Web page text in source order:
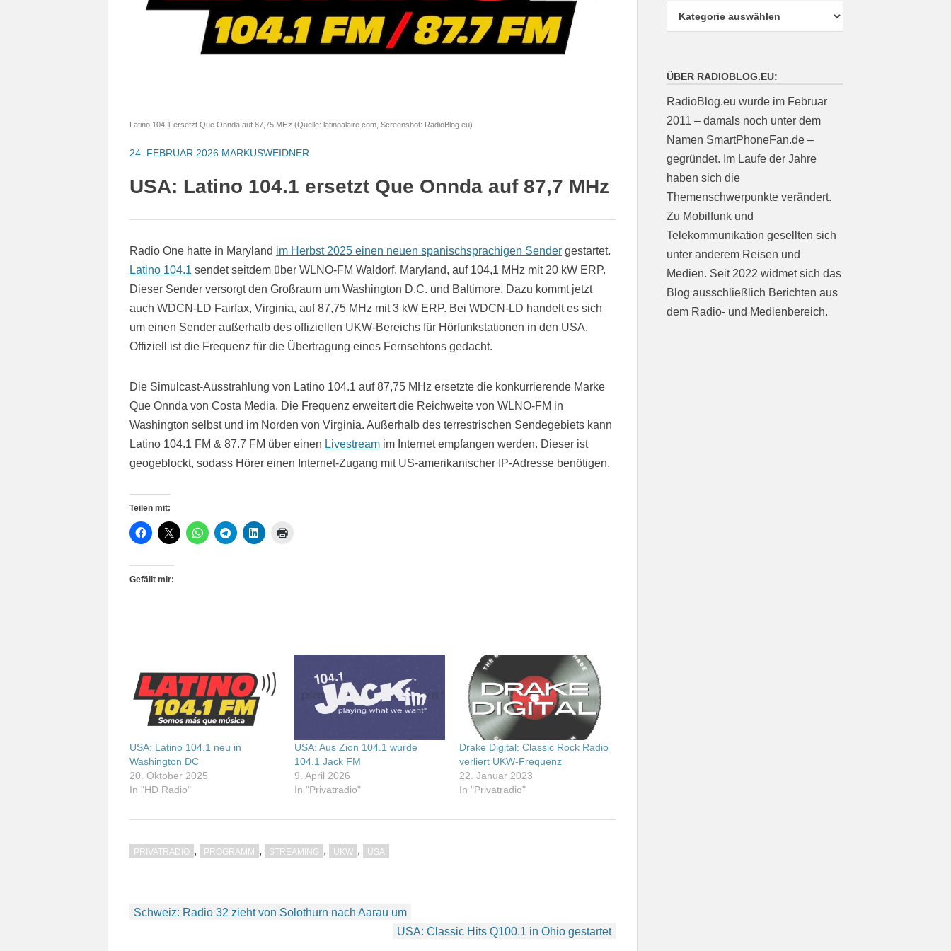
Latino 104.1 ersetzt Que Onnda auf 87,75 MHz (Quelle: latinoalaire.com, Screenshot: RadioBlog.eu)
24. FEBRUAR 2026 MARKUSWEIDNER
USA: Latino 104.1 ersetzt Que Onnda auf 87,7 MHz
Radio One hatte in Maryland im Herbst 2025 einen neuen spanischsprachigen Sender gestartet.
Latino 104.1 sendet seitdem über WLNO-FM Waldorf, Maryland, auf 104,1 MHz mit 20 kW ERP.
Dieser Sender versorgt den Großraum um Washington D.C. und Baltimore. Dazu kommt jetzt
auch WDCN-LD Fairfax, Virginia, auf 87,75 MHz mit 3 kW ERP. Bei WDCN-LD handelt es sich
um einen Sender außerhalb des offiziellen UKW-Bereichs für Hörfunkstationen in den USA.
Offiziell ist die Frequenz für die Übertragung eines Fernsehtons gedacht.
Die Simulcast-Ausstrahlung von Latino 104.1 auf 87,75 MHz ersetzte die konkurrierende Marke
Que Onnda von Costa Media. Die Frequenz erweitert die Reichweite von WLNO-FM in
Washington selbst und im Norden von Virginia. Außerhalb des terrestrischen Sendegebiets kann
Latino 104.1 FM & 87.7 FM über einen Livestream im Internet empfangen werden. Dieser ist
geogeblockt, sodass Hörer einen Internet-Zugang mit US-amerikanischer IP-Adresse benötigen.
Teilen mit:
Gefällt mir:
USA: Latino 104.1 neu in
Washington DC
20. Oktober 2025
In "HD Radio"
USA: Aus Zion 104.1 wurde
104.1 Jack FM
9. April 2026
In "Privatradio"
Drake Digital: Classic Rock Radio
verliert UKW-Frequenz
22. Januar 2023
In "Privatradio"
PRIVATRADIO , PROGRAMM , STREAMING , UKW , USA
Beitragsnavigation
Schweiz: Radio 32 zieht von Solothurn nach Aarau um
USA: Classic Hits Q100.1 in Ohio gestartet
ÜBER RADIOBLOG.EU:
RadioBlog.eu wurde im Februar
2011 – damals noch unter dem
Namen SmartPhoneFan.de –
gegründet. Im Laufe der Jahre
haben sich die
Themenschwerpunkte verändert.
Zu Mobilfunk und
Telekommunikation gesellten sich
unter anderem Reisen und
Medien. Seit 2022 widmet sich das
Blog ausschließlich Berichten aus
dem Radio- und Medienbereich.